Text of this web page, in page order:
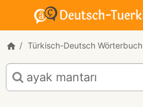
Türkisch-Deutsch Wörterbuch
Türkisch-
Deutsch
Übersetzung